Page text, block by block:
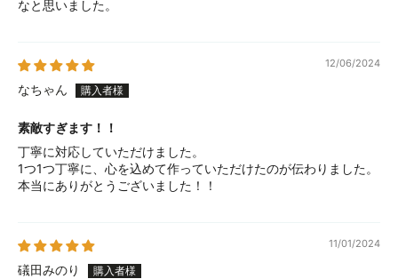
なと思いました。
12/06/2024
なちゃん
素敵すぎます！！
丁寧に対応していただけました。
1つ1つ丁寧に、心を込めて作っていただけたのが伝わりました。
本当にありがとうございました！！
11/01/2024
礒田みのり